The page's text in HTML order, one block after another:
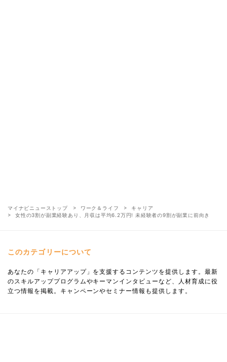
マイナビニューストップ ワーク＆ライフ
キャリア
女性の3割が副業経験あり、月収は平均6.2万円! 未経験者の9割が副業に前向き
このカテゴリーについて
あなたの「キャリアアップ」を支援するコンテンツを提供します。最新
のスキルアッププログラムやキーマンインタビューなど、人材育成に役
立つ情報を掲載。キャンペーンやセミナー情報も提供します。